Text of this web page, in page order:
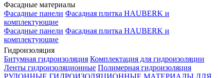
Фасадные материалы
Фасадные панели Фасадная плитка HAUBERK и
комплектующие
Фасадные панели Фасадная плитка HAUBERK и
комплектующие
Гидроизоляция
Битумная гидроизоляция Комплектация для гидроизоляции
Ленты гидроизоляционные Полимерная гидроизоляция
РУЛОННЫЕ ГИДРОИЗОЛЯЦИОННЫЕ МАТЕРИАЛЫ ДЛЯ